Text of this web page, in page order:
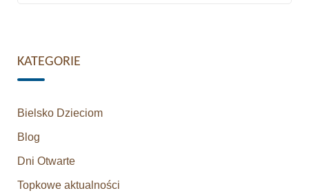
KATEGORIE
Bielsko Dzieciom
Blog
Dni Otwarte
Topkowe aktualności